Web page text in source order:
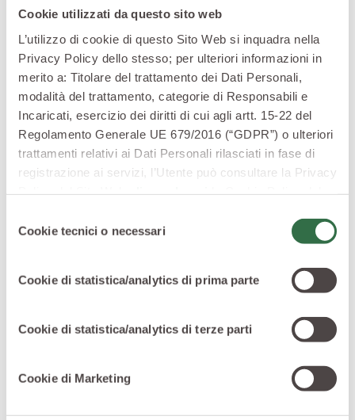
Cookie utilizzati da questo sito web
L’utilizzo di cookie di questo Sito Web si inquadra nella
Privacy Policy dello stesso; per ulteriori informazioni in
merito a: Titolare del trattamento dei Dati Personali,
modalità del trattamento, categorie di Responsabili e
Incaricati, esercizio dei diritti di cui agli artt. 15-22 del
Regolamento Generale UE 679/2016 (“GDPR”) o ulteriori
trattamenti relativi ai Dati Personali rilasciati in fase di
registrazione ai servizi, l’Utente può consultare la Privacy
specifiche per i servizi forniti tramite il Sito Web.
delCookie tecnici o necessari
Cookie di statistica/analytics di prima parte
Cookie di statistica/analytics di terze parti
Cookie di Marketing
cotta la frutta. Ed ecco fatto: lazuppa di castagne
pronta per essere assaporata al calduccio insieme alle
persone care.
Zuppa di cipolle gratinata: vanto della
cucina francese!
zuppa di cipolle è il piatto ideale per scaldarsi dopo